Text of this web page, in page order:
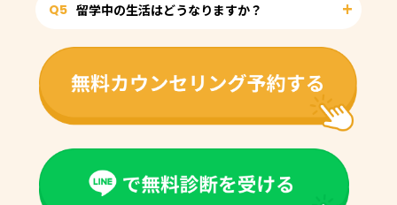
Q5 留学中の生活はどうなりますか？